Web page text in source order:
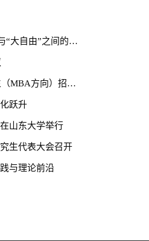
院长寄语 | 丁荣贵教授：处理好“小自由”与“大自由”之间的关系
山东大学2026年工商管理专业学位研究生（MBA方向）招生简章
跃升
山东大学举行
生代表大会召开
与理论前沿